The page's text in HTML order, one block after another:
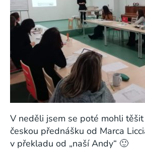
V neděli jsem se poté mohli
českou přednášku od Marca
v překladu od „naší Andy“ 🙂